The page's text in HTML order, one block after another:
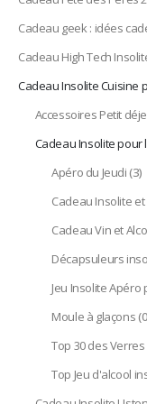
Cadeau geek : idées
Cadeau High Tech
Cadeau Insolite Cuisine
Accessoires Petit
Cadeau Insolite pour
Apéro du Jeudi(3)
Cadeau Insolite
Cadeau Vin et
Décapsuleurs
Jeu Insolite
Moule à glaçons
Top 30 des
Top Jeu d'alcool